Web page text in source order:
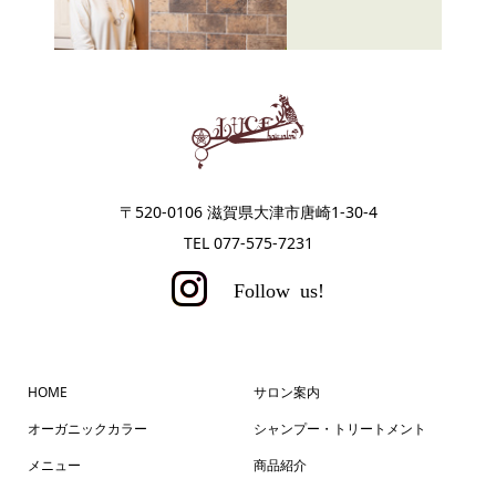
〒520-0106 滋賀県大津市唐崎1-30-4
TEL 077-575-7231
HOME
サロン案内
オーガニックカラー
シャンプー・トリートメント
メニュー
商品紹介